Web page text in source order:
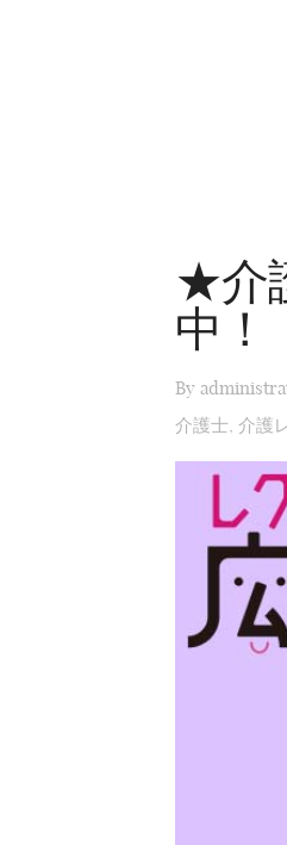
★介
中！
By
介護士 介護